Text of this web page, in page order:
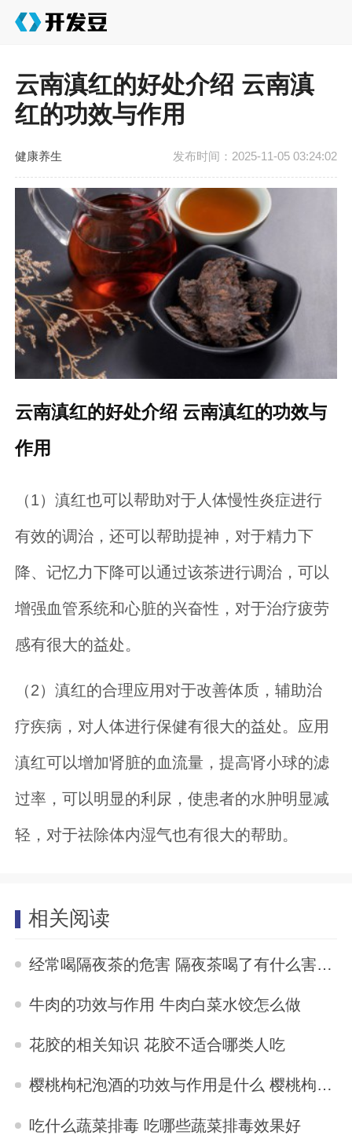
云南滇红的好处介绍 云南滇
红的功效与作用
健康养生 发布时间：2025-11-05 03:24:02
云南滇红的好处介绍 云南滇红的功效与
作用
（1）滇红也可以帮助对于人体慢性炎症进行
有效的调治，还可以帮助提神，对于精力下
降、记忆力下降可以通过该茶进行调治，可以
增强血管系统和心脏的兴奋性，对于治疗疲劳
感有很大的益处。
（2）滇红的合理应用对于改善体质，辅助治
疗疾病，对人体进行保健有很大的益处。应用
滇红可以增加肾脏的血流量，提高肾小球的滤
过率，可以明显的利尿，使患者的水肿明显减
轻，对于祛除体内湿气也有很大的帮助。
相关阅读
经常喝隔夜茶的危害 隔夜茶喝了有什么害处吗
2025-11-03
牛肉的功效与作用 牛肉白菜水饺怎么做
2025-11-03
花胶的相关知识 花胶不适合哪类人吃
2025-11-03
樱桃枸杞泡酒的功效与作用是什么 樱桃枸杞泡酒的功效与作用
2025-11-03
吃什么蔬菜排毒 吃哪些蔬菜排毒效果好